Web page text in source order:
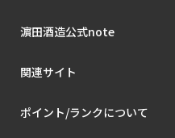
濵田酒造公式note
関連サイト
ポイント/ランクについて